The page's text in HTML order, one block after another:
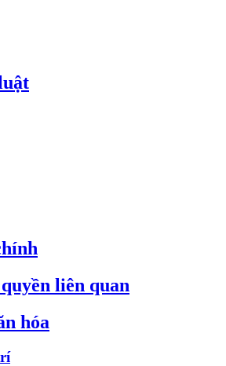
liên quan
hóa